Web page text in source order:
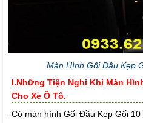
Màn Hình Gối Đầu Kẹp
I.Những Tiện Nghi Khi Màn
Cho Xe Ô Tô.
-Có màn hình Gối Đầu Kẹp Gối